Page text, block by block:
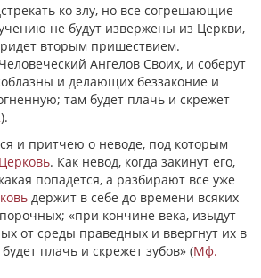
ко злу, но все согрешающие
не будут извержены из Церкви,
вторым пришествием.
Ангелов Своих, и соберут
и делающих беззаконие и
там будет плачь и скрежет
).
и притчею о неводе, под которым
Церковь. Как невод, когда закинут его,
попадется, а разбирают все уже
держит в себе до времени всяких
«при кончине века, изыдут
от среды праведных и ввергнут их в
плачь и скрежет зубов» (Мф.